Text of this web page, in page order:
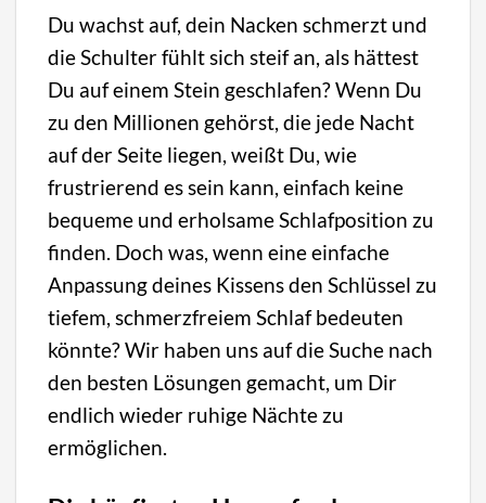
Du wachst auf, dein Nacken schmerzt und
die Schulter fühlt sich steif an, als hättest
Du auf einem Stein geschlafen? Wenn Du
zu den Millionen gehörst, die jede Nacht
auf der Seite liegen, weißt Du, wie
frustrierend es sein kann, einfach keine
bequeme und erholsame Schlafposition zu
finden. Doch was, wenn eine einfache
Anpassung deines Kissens den Schlüssel zu
tiefem, schmerzfreiem Schlaf bedeuten
könnte? Wir haben uns auf die Suche nach
den besten Lösungen gemacht, um Dir
endlich wieder ruhige Nächte zu
ermöglichen.